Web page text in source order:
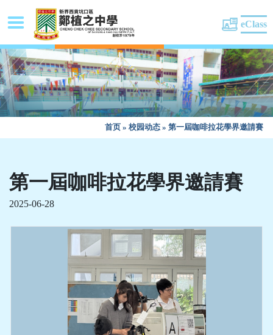
eClass
首页 » 校园动态 » 第一屆咖啡拉花學界邀請賽
第一屆咖啡拉花學界邀請賽
2025-06-28